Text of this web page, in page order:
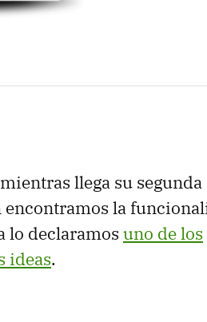
mientras llega su segunda
encontramos la
lo declaramos uno de los
ideas.